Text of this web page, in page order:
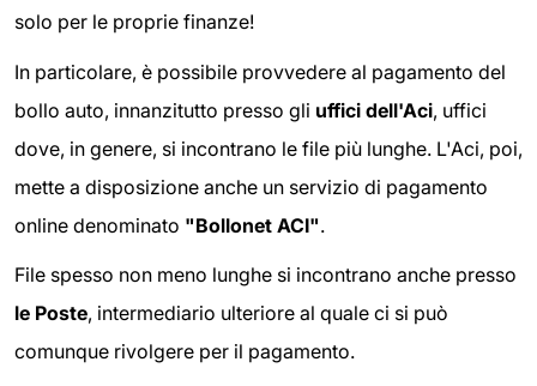
solo per le proprie finanze!
In particolare, è possibile provvedere al pagamento del
bollo auto, innanzitutto presso gli uffici dell'Aci, uffici
dove, in genere, si incontrano le file più lunghe. L'Aci, poi,
mette a disposizione anche un servizio di pagamento
online denominato "Bollonet ACI".
File spesso non meno lunghe si incontrano anche presso
le Poste, intermediario ulteriore al quale ci si può
comunque rivolgere per il pagamento.